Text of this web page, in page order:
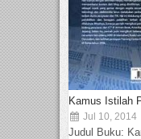
Kamus Istilah
Jul 10, 2014
Judul Buku: